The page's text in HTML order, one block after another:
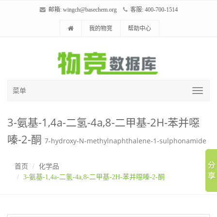
邮箱: wingch@basechem.org 客服: 400-700-1514
我的物竞 帮助中心
菜单
3-氨基-1,4a-二氢-4a,8-二甲基-2H-苯并噁
嗪-2-酮 7-hydroxy-N-methylnaphthalene-1-sulphonamide
首页
化学品
3-氨基-1,4a-二氢-4a,8-二甲基-2H-苯并噁嗪-2-酮